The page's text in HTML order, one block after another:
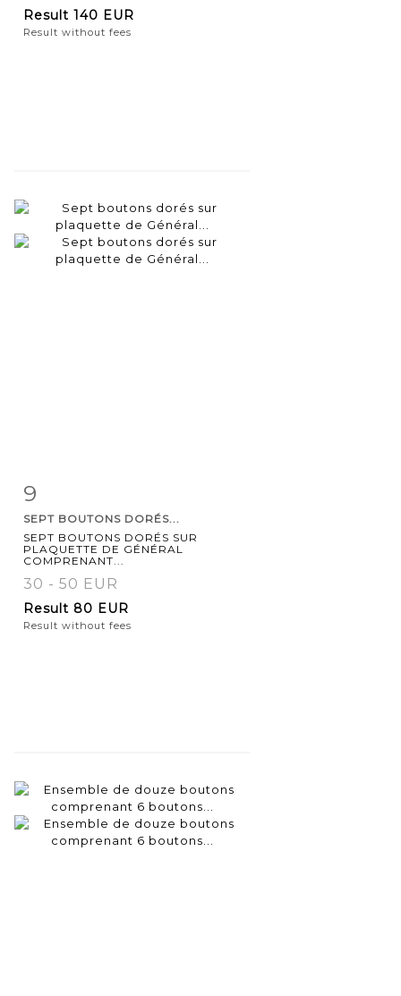
Result 140 EUR
Result without fees
9
SEPT BOUTONS DORÉS...
SEPT BOUTONS DORÉS SUR
PLAQUETTE DE GÉNÉRAL
COMPRENANT...
30 - 50 EUR
Result 80 EUR
Result without fees